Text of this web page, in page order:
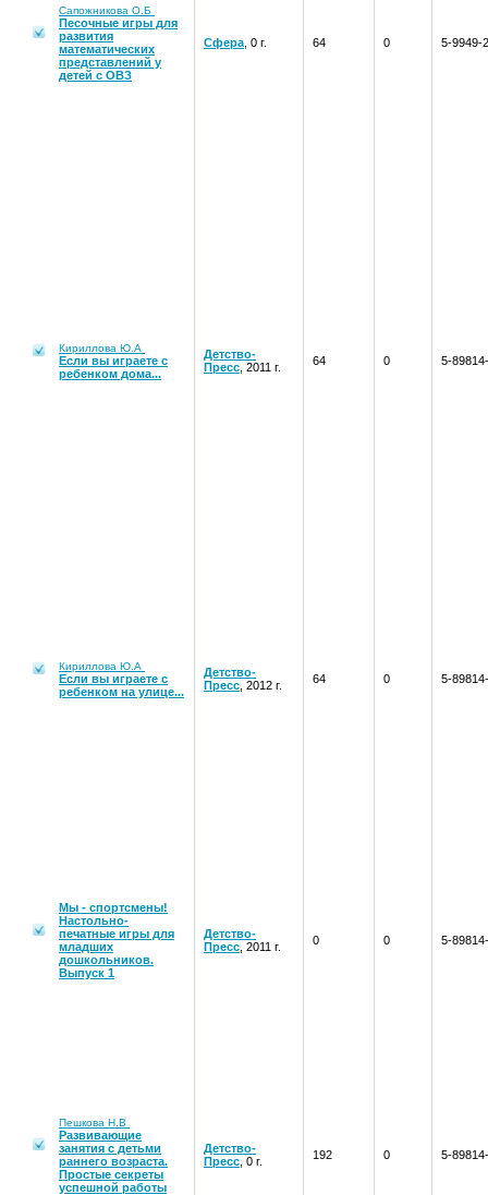
Сапожникова О.Б
Песочные игры для
развития
математических
представлений у
детей с ОВЗ
Сфера , 0 г. 64 0 5-9949-
Кириллова Ю.А
Если вы играете с
ребенком дома...
Детство-
Пресс , 2011 г. 64 0 5-
Кириллова Ю.А
Если вы играете с
ребенком на улице...
Детство-
Пресс , 2012 г. 64 0 5-
Мы - спортсмены!
Настольно-
печатные игры для
младших
дошкольников.
Выпуск 1
Детство-
Пресс , 2011 г. 0 0 5-
Пешкова Н.В
Развивающие
занятия с детьми
раннего возраста.
Простые секреты
успешной работы
Детство-
Пресс , 0 г. 192 0 5-